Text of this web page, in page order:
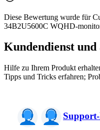
Diese Bewertung wurde für
34B2U5600C WQHD-
Kundendienst und
Hilfe zu Ihrem Produkt
Tipps und Tricks erfahren;